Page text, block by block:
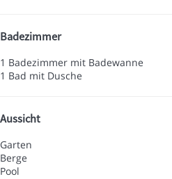
Badezimmer
1 Badezimmer mit Badewanne
1 Bad mit Dusche
Aussicht
Garten
Berge
Pool